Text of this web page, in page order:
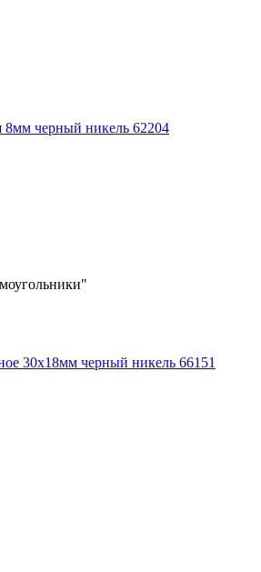
8мм черный никель 62204
30х18мм черный никель 66151